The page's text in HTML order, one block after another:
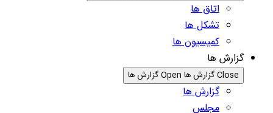
اتاق ها
تشکل ها
کمیسیون ها
گزارش ها
Close گزارش ها Open گزارش ها
گزارش ها
مجلس